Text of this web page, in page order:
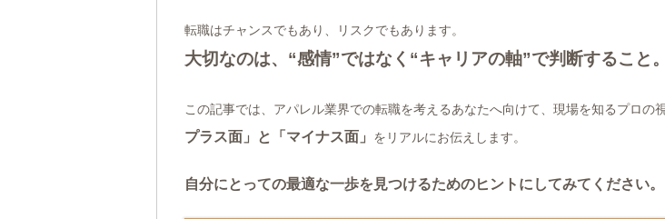
転職はチャンスでもあり、リスクでもあります。
大切なのは、“感情”ではなく“キャリアの軸”で判断すること。
この記事では、アパレル業界での転職を考えるあなたへ向けて、現場を知るプロの
プラス面」と「マイナス面」 をリアルにお伝えします。
自分にとっての最適な一歩を見つけるためのヒントにしてみてください。